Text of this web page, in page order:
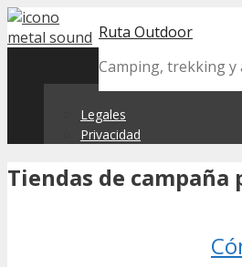
Skip
to
Ruta Outdoor
Camping, trekking
Legales
Privacidad
Tiendas de campaña